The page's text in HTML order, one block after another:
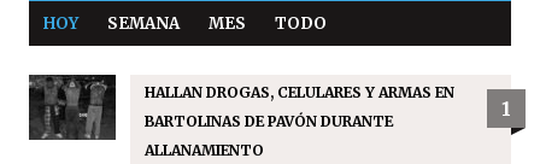
HOY SEMANA MES TODO
HALLAN DROGAS, CELULARES Y ARMAS EN
BARTOLINAS DE PAVÓN DURANTE
ALLANAMIENTO
1